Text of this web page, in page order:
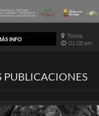
INFO
Tolosa
01:00 am
PUBLICACIONES